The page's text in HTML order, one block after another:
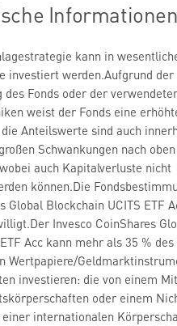
kann in
investiert werden.Aufgrund der
des Fonds oder der
weist der Fonds eine
Anteilswerte sind auch
Schwankungen nach
auch Kapitalverluste nicht
können.Die
Global Blockchain UCITS ETF
Invesco CoinShares
Acc kann mehr als 35 % des
Wertpapiere/
investieren: die von einem
oder einem
internationalen